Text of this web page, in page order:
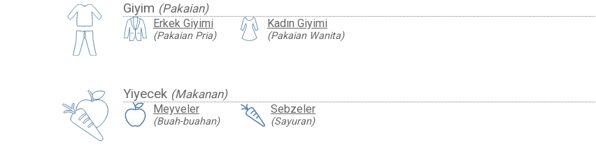
Giyim (Pakaian)
Erkek Giyimi
(Pakaian Pria)
Kadın Giyimi
(Pakaian Wanita)
Yiyecek (Makanan)
Meyveler
(Buah-buahan)
Sebzeler
(Sayuran)